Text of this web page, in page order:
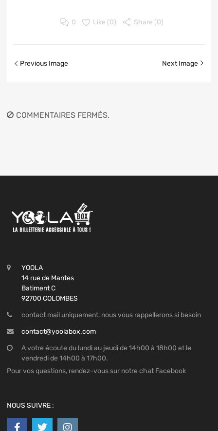
0 Like (0) Share (0)
Previous Image Next Image
COMMENTAIRES FERMÉS.
YOOLA
14 rue de Mantes
Batiment C
92700 COLOMBES
contact mail uniquement, nous vous rappellerons si besoin
contact@yoolabox.com
A votre écoute du lundi au jeudi de 14h00 à 18h00 et le
vendredi de 14h00 à 17h00.
Pour vos questions, rendez-vous sur notre chat Facebook
NOUS SUIVRE :